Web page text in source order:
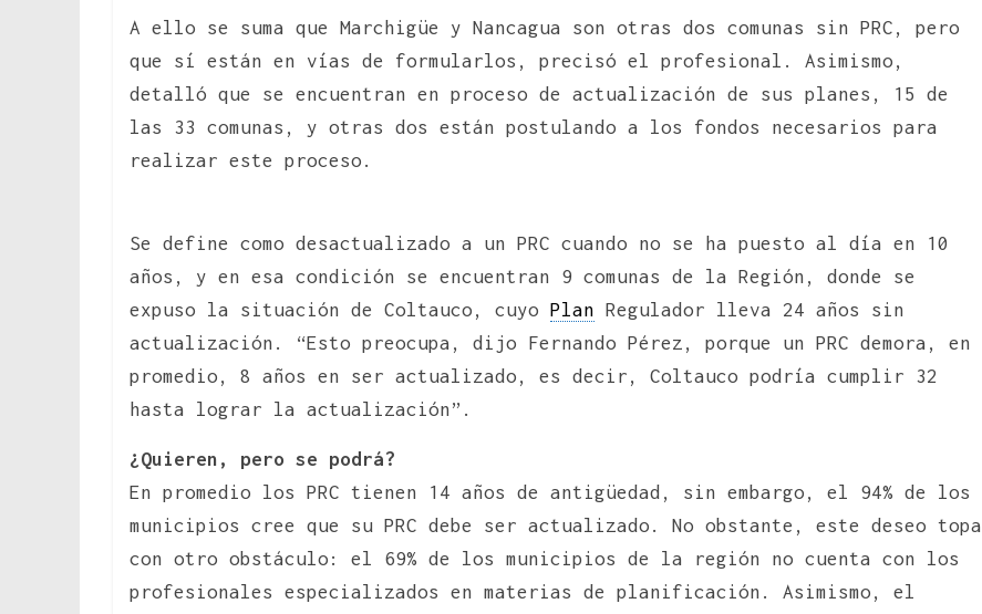
A ello se suma que Marchigüe y Nancagua son otras dos comunas sin PRC, pero
que sí están en vías de formularlos, precisó el profesional. Asimismo,
detalló que se encuentran en proceso de actualización de sus planes, 15 de
las 33 comunas, y otras dos están postulando a los fondos necesarios para
realizar este proceso.
Se define como desactualizado a un PRC cuando no se ha puesto al día en 10
años, y en esa condición se encuentran 9 comunas de la Región, donde se
expuso la situación de Coltauco, cuyo Plan Regulador lleva 24 años sin
actualización. “Esto preocupa, dijo Fernando Pérez, porque un PRC demora, en
promedio, 8 años en ser actualizado, es decir, Coltauco podría cumplir 32
hasta lograr la actualización”.
¿Quieren, pero se podrá?
En promedio los PRC tienen 14 años de antigüedad, sin embargo, el 94% de los
municipios cree que su PRC debe ser actualizado. No obstante, este deseo topa
con otro obstáculo: el 69% de los municipios de la región no cuenta con los
profesionales especializados en materias de planificación. Asimismo, el